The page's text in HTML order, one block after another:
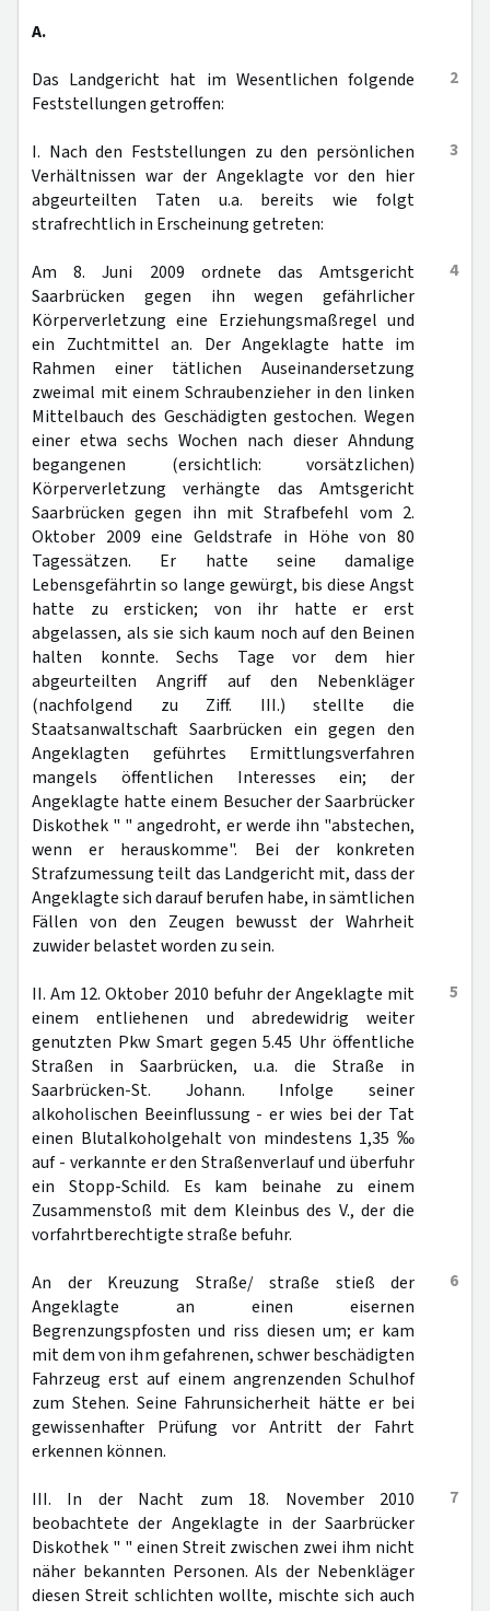
A.
2
Das Landgericht hat im Wesentlichen folgende
Feststellungen getroffen:
3
I. Nach den Feststellungen zu den persönlichen
Verhältnissen war der Angeklagte vor den hier
abgeurteilten Taten u.a. bereits wie folgt
strafrechtlich in Erscheinung getreten:
4
Am 8. Juni 2009 ordnete das Amtsgericht
Saarbrücken gegen ihn wegen gefährlicher
Körperverletzung eine Erziehungsmaßregel und
ein Zuchtmittel an. Der Angeklagte hatte im
Rahmen einer tätlichen Auseinandersetzung
zweimal mit einem Schraubenzieher in den linken
Mittelbauch des Geschädigten gestochen. Wegen
einer etwa sechs Wochen nach dieser Ahndung
begangenen (ersichtlich: vorsätzlichen)
Körperverletzung verhängte das Amtsgericht
Saarbrücken gegen ihn mit Strafbefehl vom 2.
Oktober 2009 eine Geldstrafe in Höhe von 80
Tagessätzen. Er hatte seine damalige
Lebensgefährtin so lange gewürgt, bis diese Angst
hatte zu ersticken; von ihr hatte er erst
abgelassen, als sie sich kaum noch auf den Beinen
halten konnte. Sechs Tage vor dem hier
abgeurteilten Angriff auf den Nebenkläger
(nachfolgend zu Ziff. III.) stellte die
Staatsanwaltschaft Saarbrücken ein gegen den
Angeklagten geführtes Ermittlungsverfahren
mangels öffentlichen Interesses ein; der
Angeklagte hatte einem Besucher der Saarbrücker
Diskothek " " angedroht, er werde ihn "abstechen,
wenn er herauskomme". Bei der konkreten
Strafzumessung teilt das Landgericht mit, dass der
Angeklagte sich darauf berufen habe, in sämtlichen
Fällen von den Zeugen bewusst der Wahrheit
zuwider belastet worden zu sein.
5
II. Am 12. Oktober 2010 befuhr der Angeklagte mit
einem entliehenen und abredewidrig weiter
genutzten Pkw Smart gegen 5.45 Uhr öffentliche
Straßen in Saarbrücken, u.a. die Straße in
Saarbrücken-St. Johann. Infolge seiner
alkoholischen Beeinflussung - er wies bei der Tat
einen Blutalkoholgehalt von mindestens 1,35 ‰
auf - verkannte er den Straßenverlauf und überfuhr
ein Stopp-Schild. Es kam beinahe zu einem
Zusammenstoß mit dem Kleinbus des V., der die
vorfahrtberechtigte straße befuhr.
6
An der Kreuzung Straße/ straße stieß der
Angeklagte an einen eisernen
Begrenzungspfosten und riss diesen um; er kam
mit dem von ihm gefahrenen, schwer beschädigten
Fahrzeug erst auf einem angrenzenden Schulhof
zum Stehen. Seine Fahrunsicherheit hätte er bei
gewissenhafter Prüfung vor Antritt der Fahrt
erkennen können.
7
III. In der Nacht zum 18. November 2010
beobachtete der Angeklagte in der Saarbrücker
Diskothek " " einen Streit zwischen zwei ihm nicht
näher bekannten Personen. Als der Nebenkläger
diesen Streit schlichten wollte, mischte sich auch